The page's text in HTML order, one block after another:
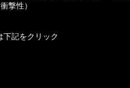
撃性）
下記をクリック